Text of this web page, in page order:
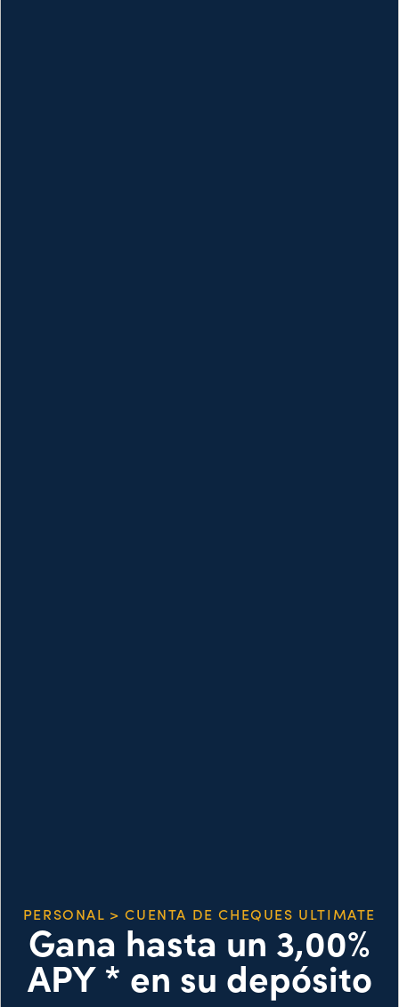
PERSONAL > CUENTA DE CHEQUES ULTIMATE
Gana hasta un 3,00%
APY * en su depósito